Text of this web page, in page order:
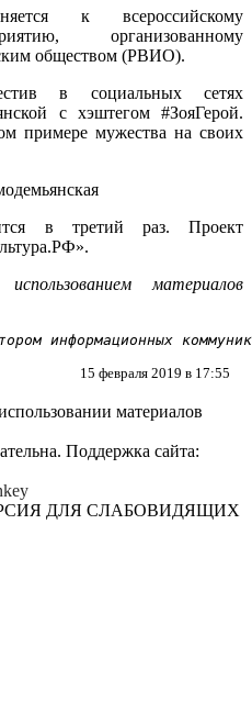
к всероссийскому
организованному
обществом (РВИО).
в социальных сетях
с хэштегом #ЗояГерой.
примере мужества на своих
в третий раз. Проект
материалов
информационных
15 февраля 2019 в 17:55
материалов
Поддержка сайта:
ДЛЯ СЛАБОВИДЯЩИХ